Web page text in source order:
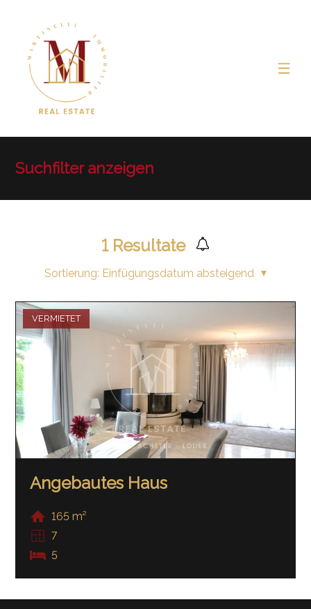
Suchfilter anzeigen
1Resultate
Sortierung: Einfügungsdatum absteigend
VERMIETET
Angebautes Haus
165 m²
7
5